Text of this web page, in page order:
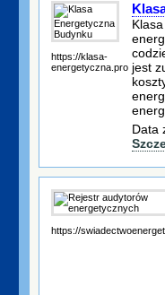
https://klasa-
energetyczna.pro jest
Data
https://